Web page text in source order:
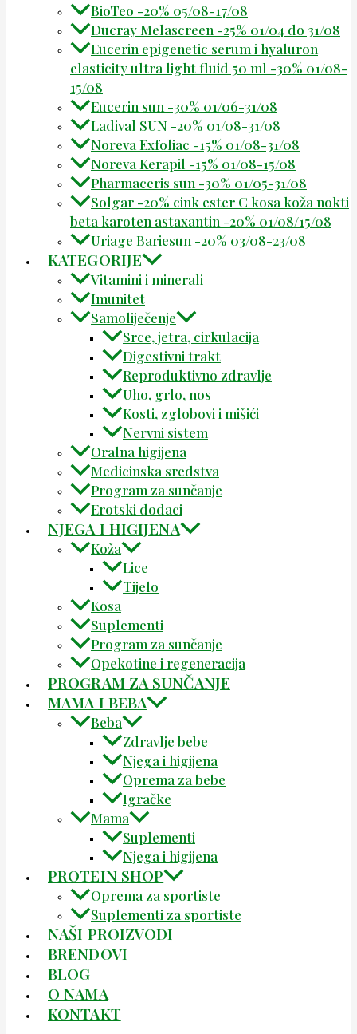
BioTeo -20% 05/08-17/08
Ducray Melascreen -25% 01/04 do 31/08
Eucerin epigenetic serum i hyaluron
elasticity ultra light fluid 50 ml -30% 01/08-
15/08
Eucerin sun -30% 01/06-31/08
Ladival SUN -20% 01/08-31/08
Noreva Exfoliac -15% 01/08-31/08
Noreva Kerapil -15% 01/08-15/08
Pharmaceris sun -30% 01/05-31/08
Solgar -20% cink ester C kosa koža nokti
beta karoten astaxantin -20% 01/08/15/08
Uriage Bariesun -20% 03/08-23/08
KATEGORIJE
Vitamini i minerali
Imunitet
Samoliječenje
Srce, jetra, cirkulacija
Digestivni trakt
Reproduktivno zdravlje
Uho, grlo, nos
Kosti, zglobovi i mišići
Nervni sistem
Oralna higijena
Medicinska sredstva
Program za sunčanje
Erotski dodaci
NJEGA I HIGIJENA
Koža
Lice
Tijelo
Kosa
Suplementi
Program za sunčanje
Opekotine i regeneracija
PROGRAM ZA SUNČANJE
MAMA I BEBA
Beba
Zdravlje bebe
Njega i higijena
Oprema za bebe
Igračke
Mama
Suplementi
Njega i higijena
PROTEIN SHOP
Oprema za sportiste
Suplementi za sportiste
NAŠI PROIZVODI
BRENDOVI
BLOG
O NAMA
KONTAKT